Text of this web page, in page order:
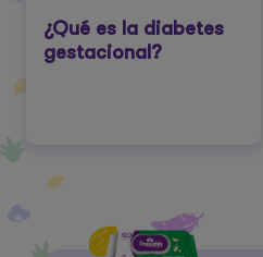
¿Qué es la diabetes
gestacional?